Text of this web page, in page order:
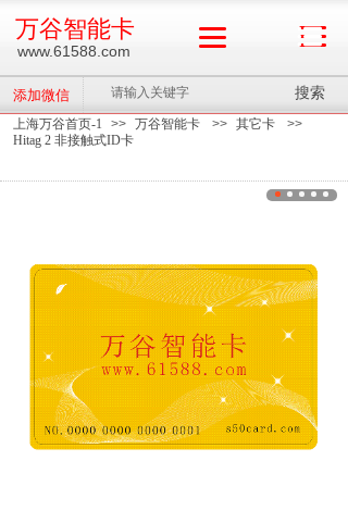
上海万谷首页-1 >> 万谷智能卡 >> 其它卡
>>
Hitag 2 非接触式ID卡
添加微信 搜索
www.61588.com
万谷智能卡